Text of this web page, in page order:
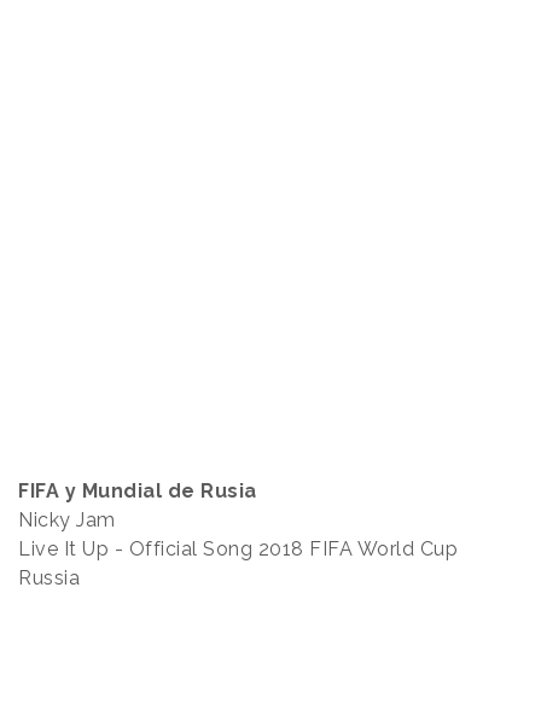
FIFA y Mundial de Rusia
Nicky Jam
Live It Up - Official Song 2018 FIFA World Cup
Russia